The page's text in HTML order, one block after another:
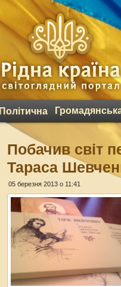
Політична
Побачив світ
Тараса
05 березня 2013 о 11:41